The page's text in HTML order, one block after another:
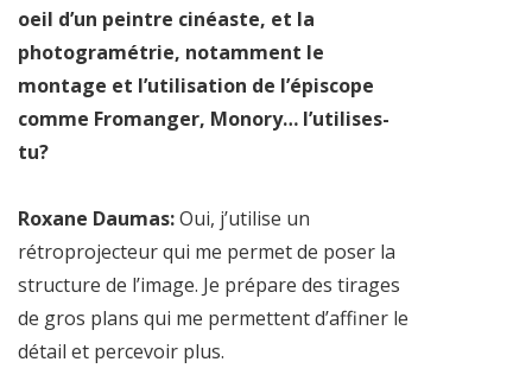
oeil d’un peintre cinéaste, et la
photogramétrie, notamment le
montage et l’utilisation de l’épiscope
comme Fromanger, Monory… l’utilises-
tu?
Roxane Daumas:Oui, j’utilise un
rétroprojecteur qui me permet de poser la
structure de l’image. Je prépare des tirages
de gros plans qui me permettent d’affiner le
détail et percevoir plus.